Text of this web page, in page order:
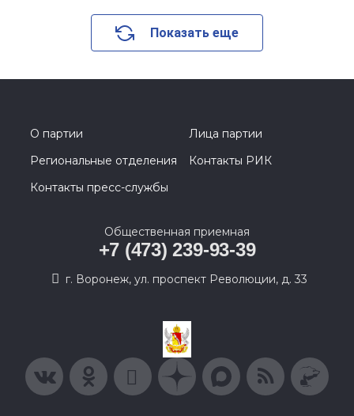
Показать еще
О партии
Лица партии
Региональные отделения
Контакты РИК
Контакты пресс-службы
Общественная приемная
+7 (473) 239-93-39
г. Воронеж, ул. проспект Революции, д. 33